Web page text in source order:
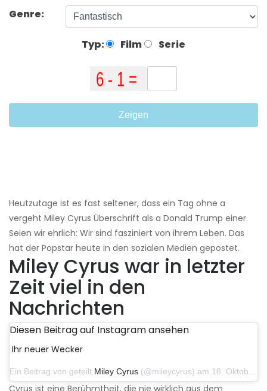
Genre:
Typ: Film Serie
Zeigen
Heutzutage ist es fast seltener, dass ein Tag ohne a
vergeht Miley Cyrus Überschrift als a Donald Trump einer.
Seien wir ehrlich: Wir sind fasziniert von ihrem Leben. Das
hat der Popstar heute in den sozialen Medien gepostet.
Miley Cyrus war in letzter
Zeit viel in den
Nachrichten
Diesen Beitrag auf Instagram ansehen
Ihr neuer Wecker
Ein Beitrag von geteilt Miley Cyrus (@mileycyrus) am 18. Oktober 2019 um 19:03 Uhr PDT